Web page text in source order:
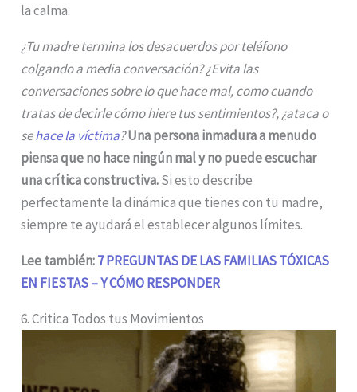
la calma.
¿Tu madre termina los desacuerdos por teléfono
colgando a media conversación? ¿Evita las
conversaciones sobre lo que hace mal, como cuando
tratas de decirle cómo hiere tus sentimientos?, ¿ataca o
sehace la víctima?Una persona inmadura a menudo
piensa que no hace ningún mal y no puede escuchar
una crítica constructiva.Si esto describe
perfectamente la dinámica que tienes con tu madre,
siempre te ayudará el establecer algunos límites.
Lee también:7 PREGUNTAS DE LAS FAMILIAS TÓXICAS
EN FIESTAS – Y CÓMO RESPONDER
6. Critica Todos tus Movimientos